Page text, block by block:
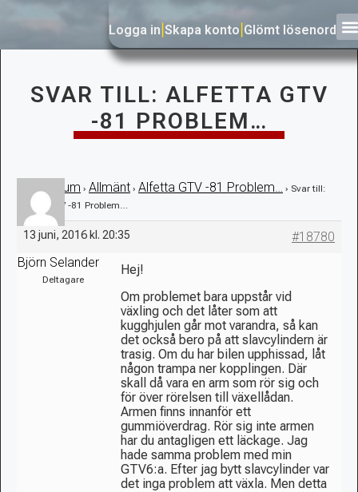
Logga in Skapa konto Glömt lösenord
SVAR TILL: ALFETTA GTV
-81 PROBLEM…
› Forum › Allmänt › Alfetta GTV -81 Problem… › Svar till:
Alfetta GTV -81 Problem…
13 juni, 2016 kl. 20:35
#18780
Björn Selander
Deltagare
Hej!
Om problemet bara uppstår vid
växling och det låter som att
kugghjulen går mot varandra, så kan
det också bero på att slavcylindern är
trasig. Om du har bilen upphissad, låt
någon trampa ner kopplingen. Där
skall då vara en arm som rör sig och
för över rörelsen till växellådan.
Armen finns innanför ett
gummiöverdrag. Rör sig inte armen
har du antagligen ett läckage. Jag
hade samma problem med min
GTV6:a. Efter jag bytt slavcylinder var
det inga problem att växla. Men detta